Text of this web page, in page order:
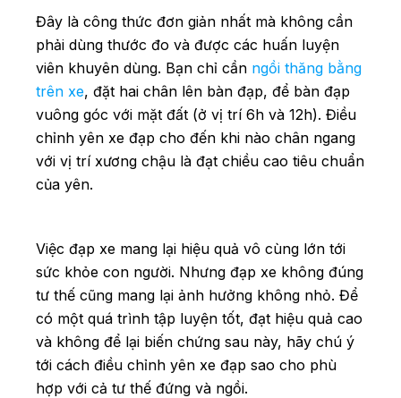
Đây là công thức đơn giản nhất mà không cần
phải dùng thước đo và được các huấn luyện
viên khuyên dùng. Bạn chỉ cần ngồi thăng bằng
trên xe, đặt hai chân lên bàn đạp, để bàn đạp
vuông góc với mặt đất (ở vị trí 6h và 12h). Điều
chỉnh yên xe đạp cho đến khi nào chân ngang
với vị trí xương chậu là đạt chiều cao tiêu chuẩn
của yên.
Việc đạp xe mang lại hiệu quả vô cùng lớn tới
sức khỏe con người. Nhưng đạp xe không đúng
tư thế cũng mang lại ảnh hưởng không nhỏ. Để
có một quá trình tập luyện tốt, đạt hiệu quả cao
và không để lại biến chứng sau này, hãy chú ý
tới cách điều chỉnh yên xe đạp sao cho phù
hợp với cả tư thế đứng và ngồi.